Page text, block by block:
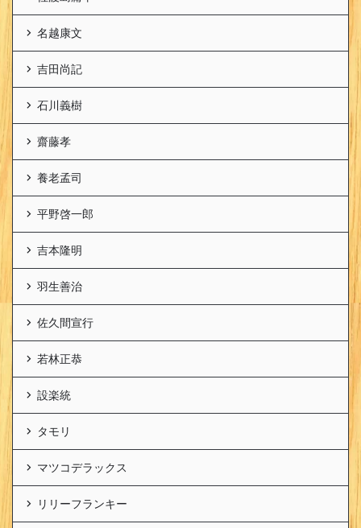
名越康文
吉田尚記
石川義樹
齋藤孝
養老孟司
平野啓一郎
吉本隆明
羽生善治
佐久間宣行
若林正恭
設楽統
タモリ
マツコデラックス
リリーフランキー